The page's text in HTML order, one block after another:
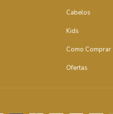
Cabelos
Kids
Como Comprar
Ofertas